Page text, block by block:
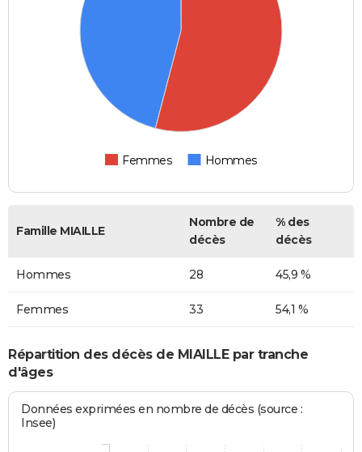
Femmes Hommes
Famille MIAILLE
Nombre de
décès
% des
décès
Hommes 28 45,9 %
Femmes 33 54,1 %
Répartition des décès de MIAILLE par tranche
d'âges
Données exprimées en nombre de décès (source :
Insee)